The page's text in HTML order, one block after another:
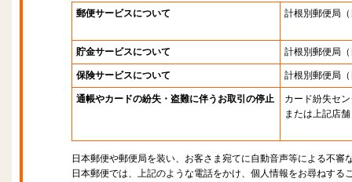
郵便サービスについて 計根別郵便局
貯金サービスについて 計根別郵便局
保険サービスについて 計根別郵便局
通帳やカードの紛失・盗難に伴うお取引の停止
カード紛失セ
または上記店舗
日本郵便や郵便局を装い、お客さま宛てに自動音声等による不審
日本郵便では、上記のような電話をかけ、個人情報をお尋ねする